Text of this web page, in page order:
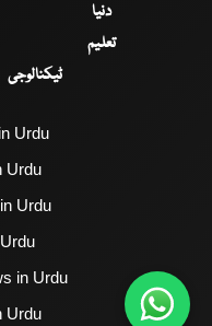
دنیا
تعلیم
ٹیکنالوجی
Urdu
Urdu
Urdu
in Urdu
Urdu